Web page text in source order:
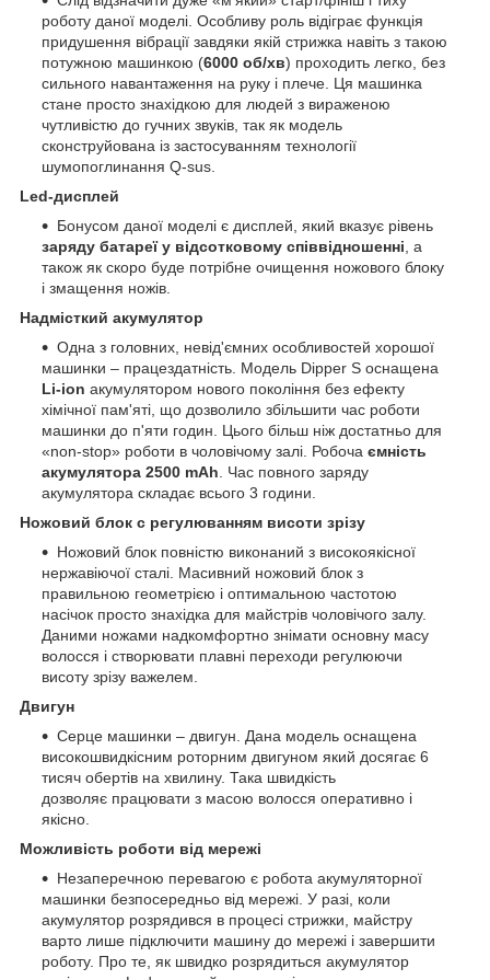
роботу даної моделі. Особливу роль відіграє функція
придушення вібрації завдяки якій стрижка навіть з такою
потужною машинкою (6000 об/хв) проходить легко, без
сильного навантаження на руку і плече. Ця машинка
стане просто знахідкою для людей з вираженою
чутливістю до гучних звуків, так як модель
сконструйована із застосуванням технології
шумопоглинання Q-sus.
Led-дисплей
Бонусом даної моделі є дисплей, який вказує рівень
заряду батареї у відсотковому співвідношенні , а
також як скоро буде потрібне очищення ножового блоку
і змащення ножів.
Надмісткий акумулятор
Одна з головних, невід'ємних особливостей хорошої
машинки – працездатність. Модель Dipper S оснащена
Li-ion акумулятором нового покоління без ефекту
хімічної пам'яті, що дозволило збільшити час роботи
машинки до п'яти годин. Цього більш ніж достатньо для
«non-stop» роботи в чоловічому залі. Робоча ємність
акумулятора 2500 mAh . Час повного заряду
акумулятора складає всього 3 години.
Ножовий блок c регулюванням висоти зрізу
Ножовий блок повністю виконаний з високоякісної
нержавіючої сталі. Масивний ножовий блок з
правильною геометрією і оптимальною частотою
насічок просто знахідка для майстрів чоловічого залу.
Даними ножами надкомфортно знімати основну масу
волосся і створювати плавні переходи регулюючи
висоту зрізу важелем.
Двигун
Серце машинки – двигун. Дана модель оснащена
високошвидкісним роторним двигуном який досягає 6
тисяч обертів на хвилину. Така швидкість
дозволяє працювати з масою волосся оперативно і
якісно.
Можливість роботи від мережі
Незаперечною перевагою є робота акумуляторної
машинки безпосередньо від мережі. У разі, коли
акумулятор розрядився в процесі стрижки, майстру
варто лише підключити машину до мережі і завершити
роботу. Про те, як швидко розрядиться акумулятор